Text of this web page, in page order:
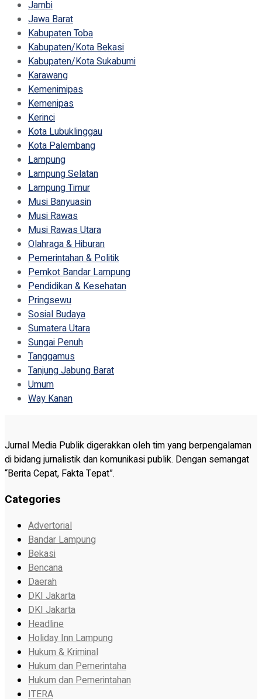
Jambi
Jawa Barat
Kabupaten Toba
Kabupaten/Kota Bekasi
Kabupaten/Kota Sukabumi
Karawang
Kemenimipas
Kemenipas
Kerinci
Kota Lubuklinggau
Kota Palembang
Lampung
Lampung Selatan
Lampung Timur
Musi Banyuasin
Musi Rawas
Musi Rawas Utara
Olahraga & Hiburan
Pemerintahan & Politik
Pemkot Bandar Lampung
Pendidikan & Kesehatan
Pringsewu
Sosial Budaya
Sumatera Utara
Sungai Penuh
Tanggamus
Tanjung Jabung Barat
Umum
Way Kanan
Jurnal Media Publik digerakkan oleh tim yang berpengalaman
di bidang jurnalistik dan komunikasi publik. Dengan semangat
“Berita Cepat, Fakta Tepat”.
Categories
Advertorial
Bandar Lampung
Bekasi
Bencana
Daerah
DKI Jakarta
DKI Jakarta
Headline
Holiday Inn Lampung
Hukum & Kriminal
Hukum dan Pemerintaha
Hukum dan Pemerintahan
ITERA